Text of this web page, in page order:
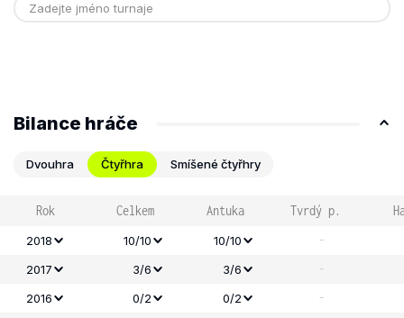
Bilance hráče
Dvouhra Čtyřhra Smíšené čtyřhry
Rok Celkem Antuka Tvrdý p.
2018 10/10 10/10 -
2017 3/6 3/6 -
2016 0/2 0/2 -